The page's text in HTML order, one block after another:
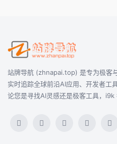
站牌导航 (zhnapai.top) 是专为极客
实时追踪全球前沿AI应用、开发者工
论您是寻找AI灵感还是极客工具，i9k